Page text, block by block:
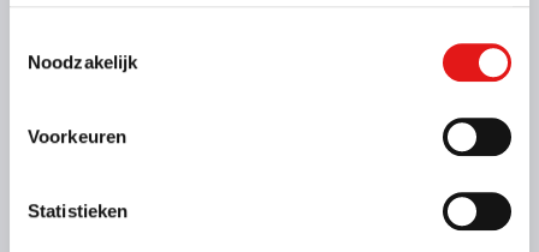
Noodzakelijk
Voorkeuren
Statistieken
Vanaf € 24,- voor de eerste 3 uur (op zaterdag geldt
€ 31,- per kalenderdag